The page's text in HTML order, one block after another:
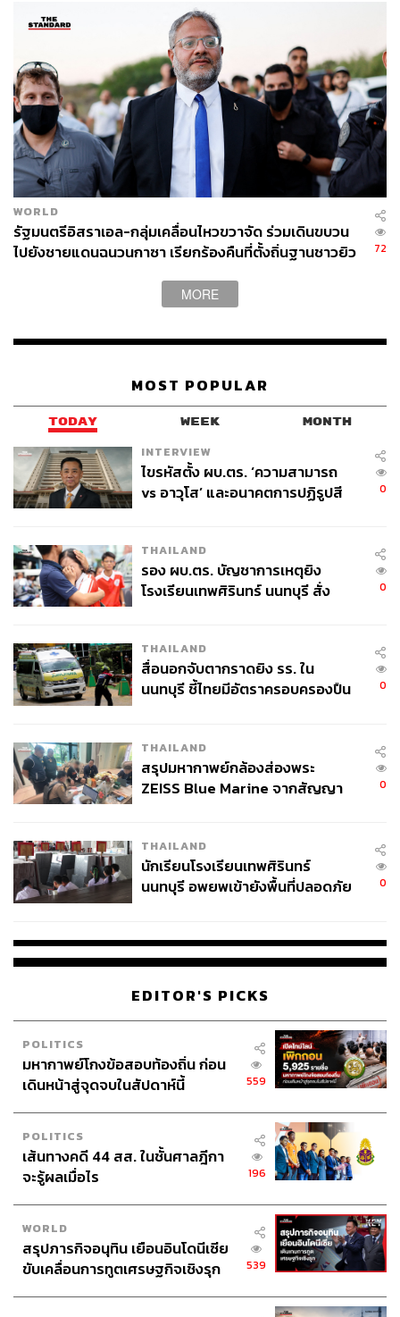
WORLD
รัฐมนตรีอิสราเอล-กลุ่มเคลื่อนไหวขวาจัด ร่วมเดินขบวน
ไปยังชายแดนฉนวนกาซา เรียกร้องคืนที่ตั้งถิ่นฐานชาวยิว
72
MORE
MOST POPULAR
TODAY WEEK MONTH
INTERVIEW
ไขรหัสตั้ง ผบ.ตร. ‘ความสามารถ
vs อาวุโส’ และอนาคตการปฏิรูปสี
0
THAILAND
รอง ผบ.ตร. บัญชาการเหตุยิง
โรงเรียนเทพศิรินทร์ นนทบุรี สั่ง
0
THAILAND
สื่อนอกจับตากราดยิง รร. ใน
นนทบุรี ชี้ไทยมีอัตราครอบครองปืน
0
THAILAND
สรุปมหากาพย์กล้องส่องพระ
ZEISS Blue Marine จากสัญญา
จ่ายหนี้-แอบระบุแบรนด์
0
THAILAND
นักเรียนโรงเรียนเทพศิรินทร์
นนทบุรี อพยพเข้ายังพื้นที่ปลอดภัย
0
EDITOR'S PICKS
POLITICS
มหากาพย์โกงข้อสอบท้องถิ่น ก่อน
เดินหน้าสู่จุดจบในสัปดาห์นี้
559
POLITICS
เส้นทางคดี 44 สส. ในชั้นศาลฎีกา
จะรู้ผลเมื่อไร
196
WORLD
สรุปภารกิจอนุทิน เยือนอินโดนีเซีย
ขับเคลื่อนการทูตเศรษฐกิจเชิงรุก
539